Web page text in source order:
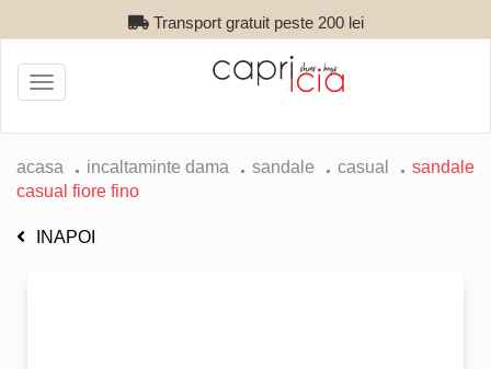
Transport gratuit peste 200 lei
Toggle
navigation
acasa incaltaminte dama sandale casual
sandale
casual fiore fino
INAPOI